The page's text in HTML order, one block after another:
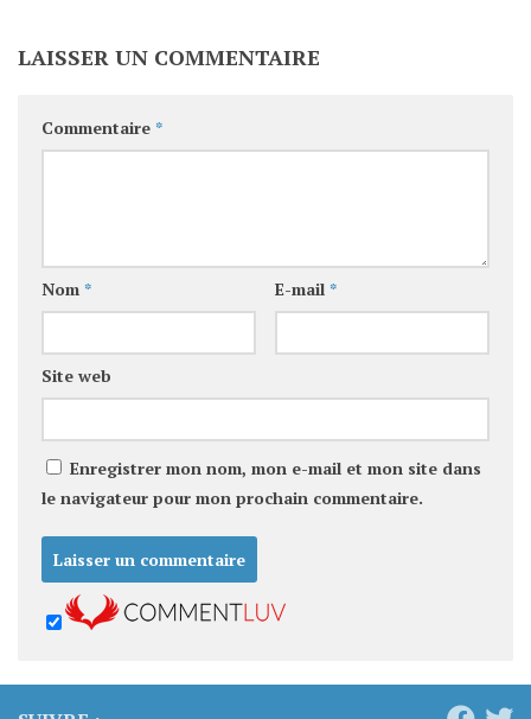
LAISSER UN COMMENTAIRE
Commentaire *
Nom * E-mail *
Site web
Enregistrer mon nom, mon e-mail et mon site dans
le navigateur pour mon prochain commentaire.